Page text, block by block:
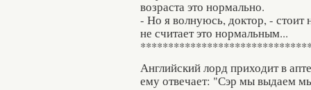
возраста это нормально.
- Но я волнуюсь, доктор, -
не считает это нормальным...
Английский лорд приходит в
ему отвечает: "Сэр мы выдаем